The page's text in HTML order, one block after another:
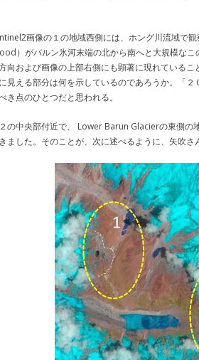
画像の１の地域西側には、ホング川流域で
）がバルン氷河末端の北から南へと大規模な
向および画像の上部右側にも顕著に現れている
見える部分は何を示しているのであろうか。「
き点のひとつだと思われる。
の中央部付近で、 Lower Barun Glacierの東側
ました。そのことが、次に述べるように、矢吹